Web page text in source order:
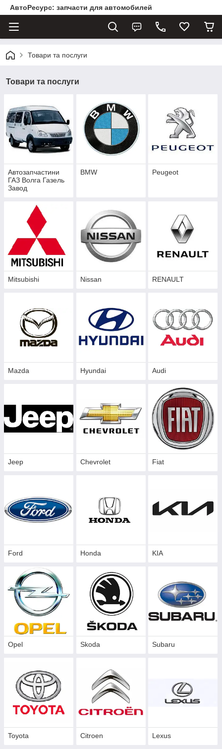
АвтоРесурс: запчасти для автомобилей
Товари та послуги
Товари та послуги
Автозапчастини
ГАЗ Волга Газель
Завод
BMW Peugeot
Mitsubishi Nissan RENAULT
Mazda Hyundai Audi
Jeep Chevrolet Fiat
Ford Honda KIA
Opel Skoda Subaru
Toyota Citroen Lexus